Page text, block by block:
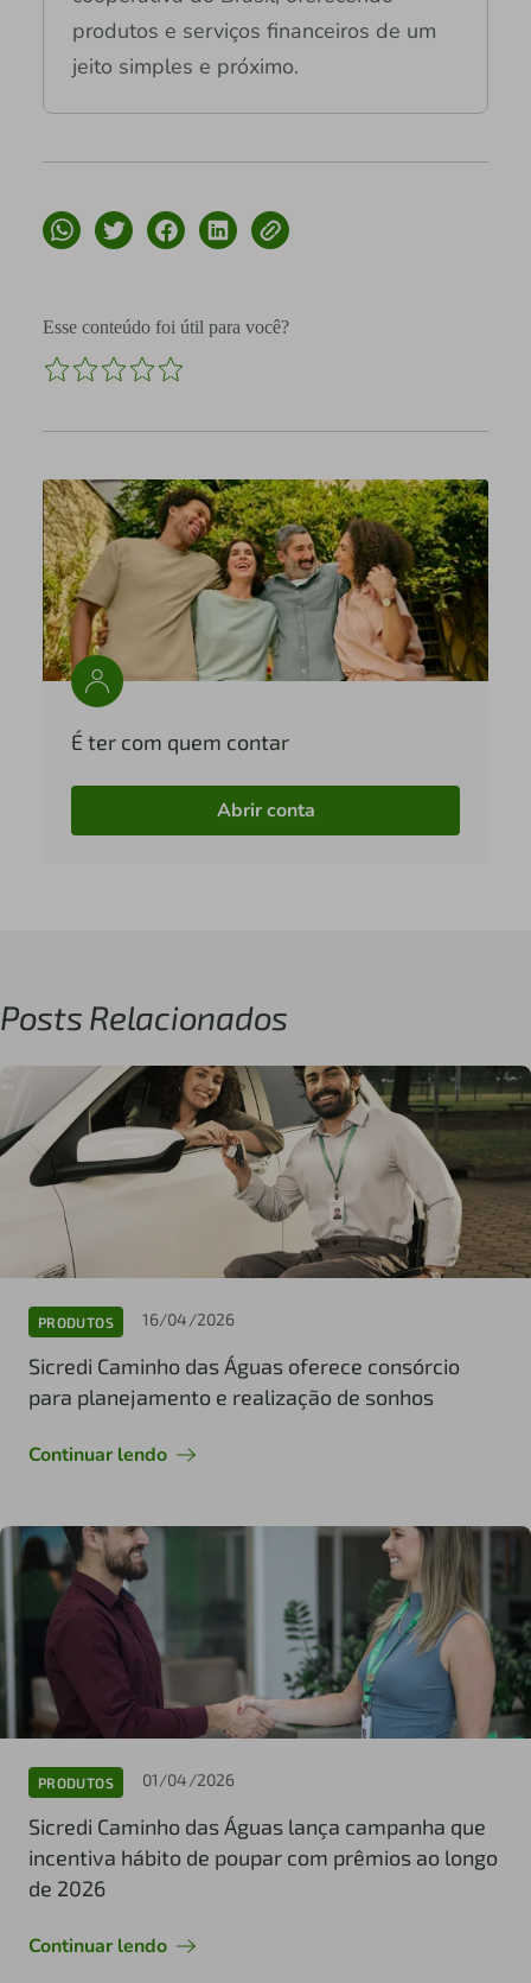
produtos e serviços financeiros de um
jeito simples e próximo.
Esse conteúdo foi útil para você?
É ter com quem contar
Abrir conta
Posts Relacionados
PRODUTOS 16/04/2026
Sicredi Caminho das Águas oferece consórcio
para planejamento e realização de sonhos
Continuar lendo
PRODUTOS 01/04/2026
Sicredi Caminho das Águas lança campanha que
incentiva hábito de poupar com prêmios ao longo
de 2026
Continuar lendo